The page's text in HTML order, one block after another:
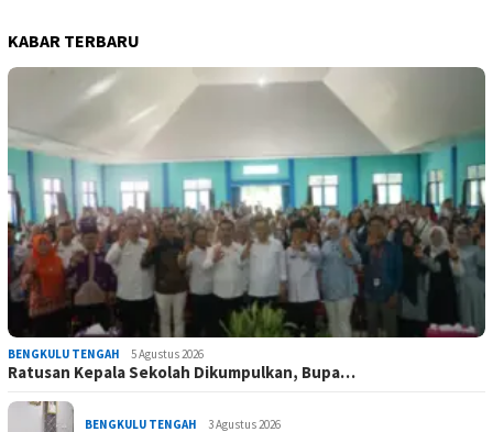
KABAR TERBARU
BENGKULU TENGAH 5 Agustus 2026
Ratusan Kepala Sekolah Dikumpulkan, Bupa…
BENGKULU TENGAH 3 Agustus 2026